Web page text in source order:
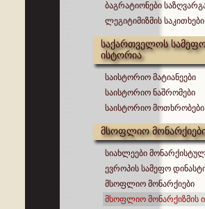
ბაგრატიონები
ლეგიტიმიზმის საკითხები
საქართველოს
ისტორია
საისტორიო მატიანეები
საისტორიო ნაშრომები
საისტორიო მოთხრობები
მსოფლიო
სიახლეები
ევროპის სამეფო
მსოფლიო მონარქიები
მსოფლიო მონარქიზმის